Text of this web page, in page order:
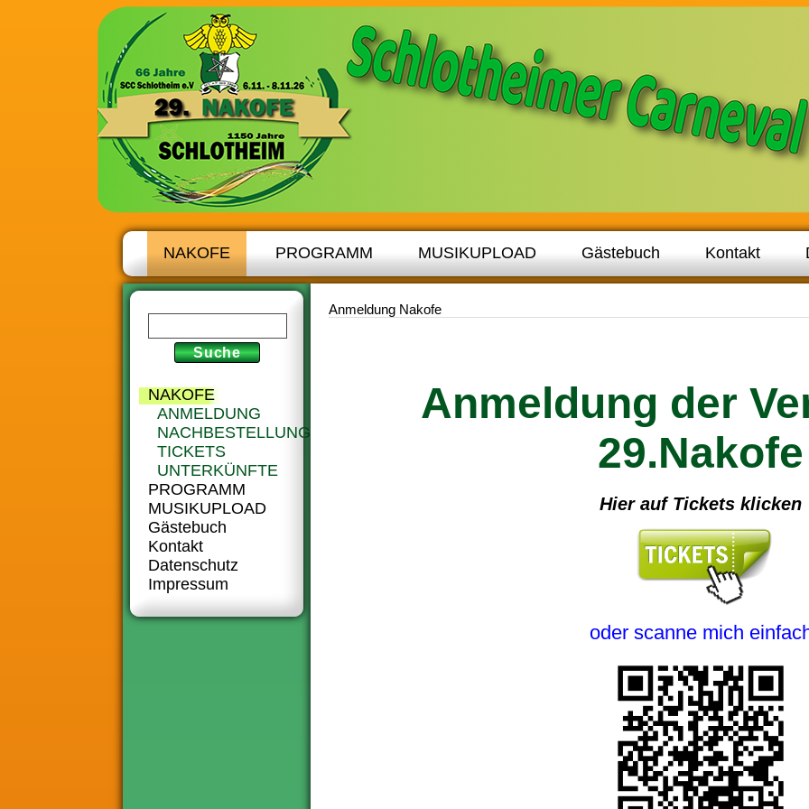
NAKOFE PROGRAMM MUSIKUPLOAD Gästebuch Kontakt
NAKOFE
ANMELDUNG
NACHBESTELLUNG-
TICKETS
UNTERKÜNFTE
PROGRAMM
MUSIKUPLOAD
Gästebuch
Kontakt
Datenschutz
Impressum
Anmeldung Nakofe
Anmeldung der
29.Nakofe
Hier auf Tickets klicken
oder scanne mich